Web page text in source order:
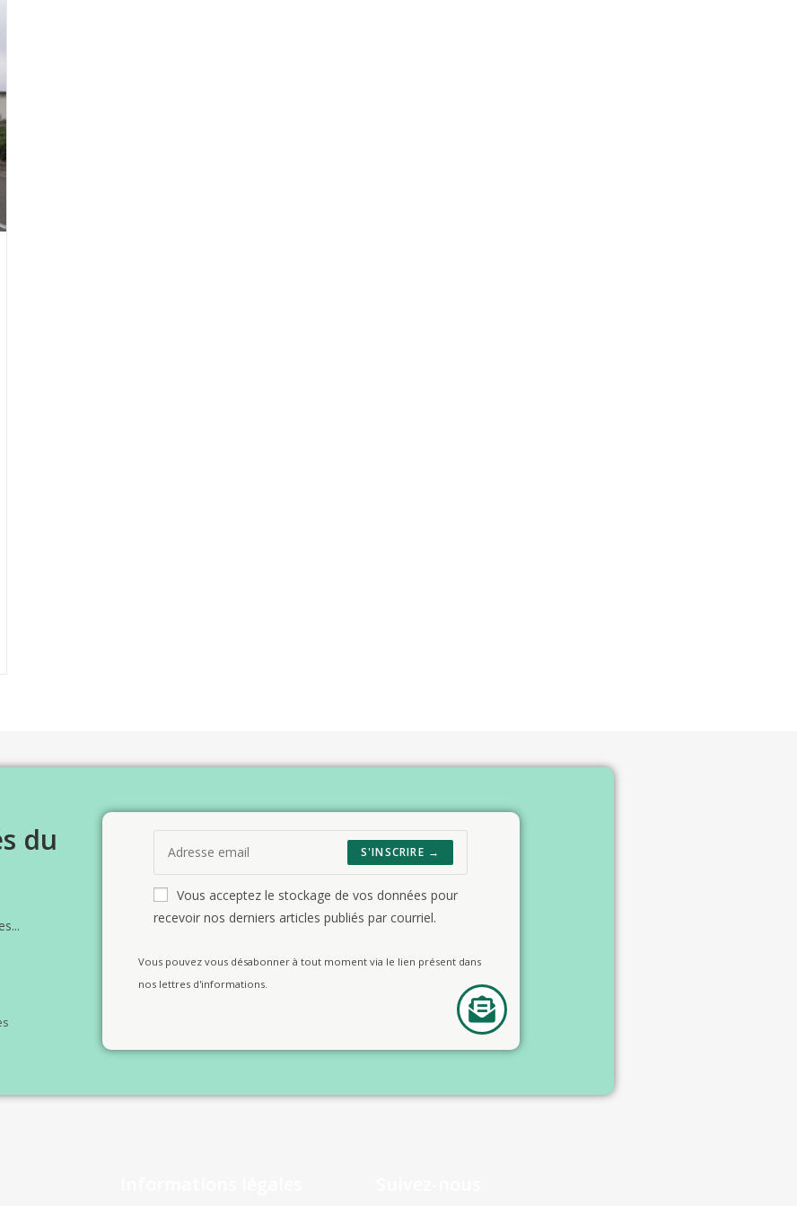
du
S'INSCRIRE →
Vous acceptez le stockage de vos données pour
recevoir nos derniers articles publiés par courriel.
Vous pouvez vous désabonner à tout moment via le lien présent dans
nos lettres d'informations.